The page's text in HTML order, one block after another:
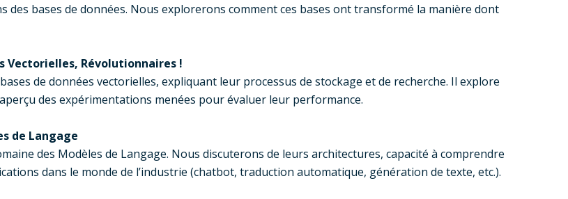
bases de données. Nous explorerons comment ces bases ont transformé la manière dont
Vectorielles, Révolutionnaires !
de données vectorielles, expliquant leur processus de stockage et de recherche. Il explore
des expérimentations menées pour évaluer leur performance.
de Langage
des Modèles de Langage. Nous discuterons de leurs architectures, capacité à comprendre
dans le monde de l’industrie (chatbot, traduction automatique, génération de texte, etc.).